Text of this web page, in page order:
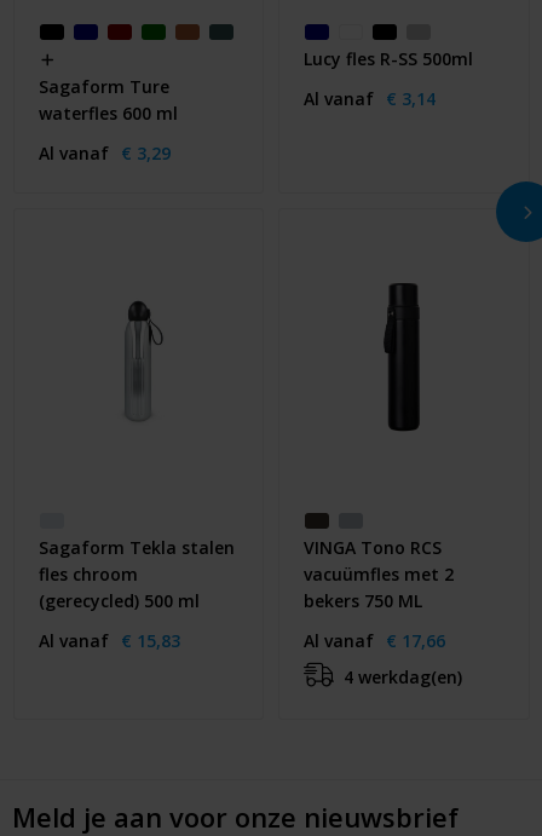
Sagaform Ture
waterfles 600 ml
Al vanaf € 3,29
Lucy fles R-SS 500ml
Al vanaf € 3,14
Sagaform Tekla stalen
fles chroom
(gerecycled) 500 ml
Al vanaf € 15,83
VINGA Tono RCS
vacuümfles met 2
bekers 750 ML
Al vanaf € 17,66
4 werkdag(en)
Meld je aan voor onze nieuwsbrief